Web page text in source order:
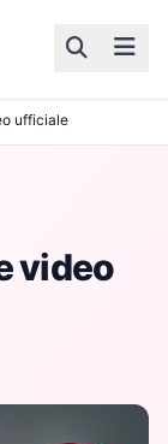
ufficiale
video